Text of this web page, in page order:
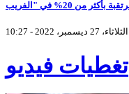
الثلاثاء، 27 ديسمبر، 2022 - 10:27
تغطيات فيديو